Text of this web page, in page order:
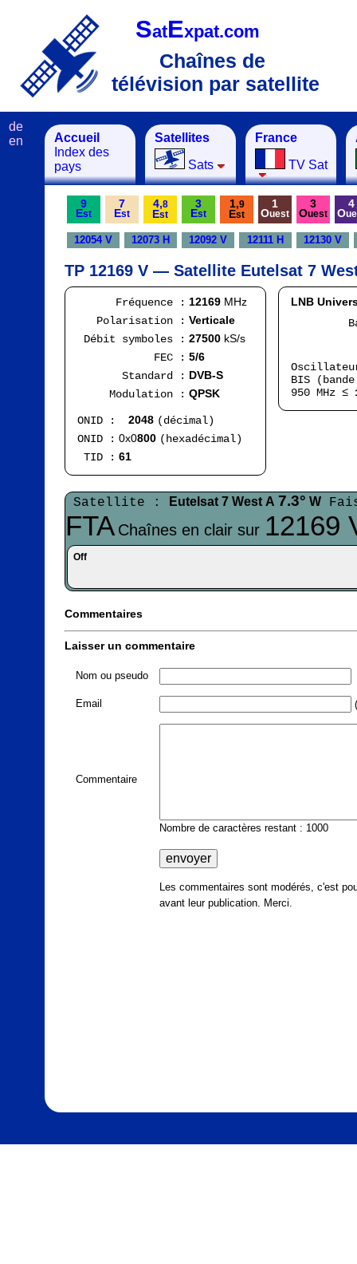
SatExpat.com
Chaînes de
télévision par satellite
Accueil
Index des
pays
Satellites
Sats
France
TV Sat
de
en
9
Est
7
Est
4,8
Est
3
Est
1,9
Est
1
Ouest
3
Ouest
4
O
12054 V 12073 H 12092 V 12111 H 12130 V
TP 12169 V — Satellite Eutelsat 7
Fréquence : 12169 MHz
Polarisation : Verticale
Débit symboles : 27500 kS/s
FEC : 5/6
Standard : DVB-S
Modulation : QPSK
ONID : 2048 (décimal)
ONID : 0x0800 (hexadécimal)
TID : 61
LNB
BIS
950 MHz ≤
Satellite : Eutelsat 7 West A 7.3° W
FTA Chaînes en clair sur 12169
Off
Commentaires
Laisser un commentaire
Nom ou pseudo
Email
Commentaire
Nombre de caractères restant : 1000
Les commentaires sont modérés, c'est
avant leur publication. Merci.